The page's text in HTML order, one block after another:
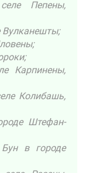
Пепены,
Вулканешты;
Карпинены,
Колибашь,
Штефан-
в городе